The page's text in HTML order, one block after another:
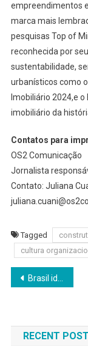
empreendimentos
marca mais
pesquisas Top of
reconhecida por
sustentabilidade,
urbanísticos como
Imobiliário 2024,e
imobiliário da
Contatos para
OS2 Comunicação
Jornalista
Contato: Juliana
Tagged
cultura
Post
Brasil identifica menos de 0,5% dos alunos com altas habilidades
RECENT